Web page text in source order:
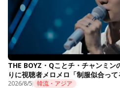
THE BOYZ・Qことチ・チャンミン
りに視聴者メロメロ「制服似合っ
2026/8/5 韓流・アジア